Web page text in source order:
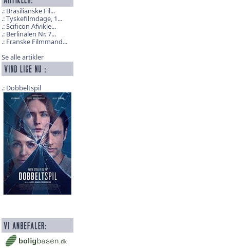
Brasilianske Fil...
Tyskefilmdage, 1...
Scificon Afvikle...
Berlinalen Nr. 7...
Franske Filmmand...
Se alle artikler
Dobbeltspil